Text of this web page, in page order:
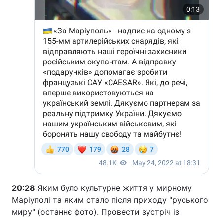
20:28 Яким було культурне життя у мирному
Маріуполі та яким стало після приходу "руського
миру" (останнє фото). Провести зустріч із